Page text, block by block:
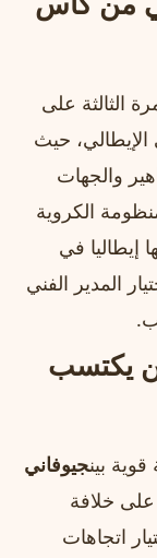
الثالثة على
حيث
والجهات
الكروية
إيطاليا في
المدير الفني
من يكتسب
بينجيوفاني
على خلافة
اتجاهات